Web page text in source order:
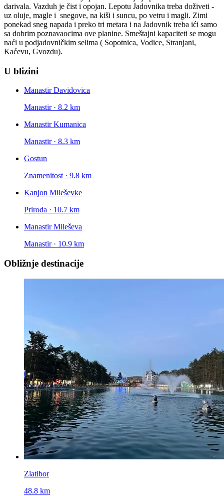
darivala. Vazduh je čist i opojan. Lepotu Jadovnika treba doživeti -
uz oluje, magle i snegove, na kiši i suncu, po vetru i magli. Zimi
ponekad sneg napada i preko tri metara i na Jadovnik treba ići samo
sa dobrim poznavaocima ove planine. Smeštajni kapaciteti se mogu
naći u podjadovničkim selima ( Sopotnica, Vodice, Stranjani,
Kaćevu, Gvozdu).
U blizini
Manastir Davidovica
Manastir · 8.2 km
Manastir Kumanica
Manastir · 8.3 km
Gostun
Znamenitost · 9.8 km
Kanjon Mileševke
Priroda · 10.7 km
Manastir Mileševa
Manastir · 10.9 km
Obližnje destinacije
Zlatibor
48.8 km